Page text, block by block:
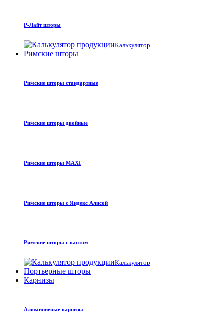
Р-Лайт шторы
Калькулятор
Римские шторы
Римские шторы стандартные
Римские шторы двойные
Римские шторы MAXI
Римские шторы с Яндекс Алисой
Римские шторы с кантом
Калькулятор
Портьерные шторы
Карнизы
Алюминиевые карнизы